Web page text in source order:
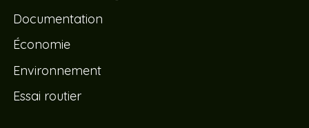
Documentation
Économie
Environnement
Essai routier